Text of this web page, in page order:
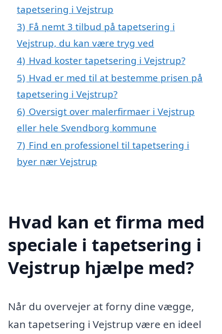
tapetsering i Vejstrup
3) Få nemt 3 tilbud på tapetsering i
Vejstrup, du kan være tryg ved
4) Hvad koster tapetsering i Vejstrup?
5) Hvad er med til at bestemme prisen på
tapetsering i Vejstrup?
6) Oversigt over malerfirmaer i Vejstrup
eller hele Svendborg kommune
7) Find en professionel til tapetsering i
byer nær Vejstrup
Hvad kan et firma med
speciale i tapetsering i
Vejstrup hjælpe med?
Når du overvejer at forny dine vægge,
kan tapetsering i Vejstrup være en ideel